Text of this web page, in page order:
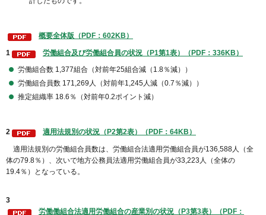
概要全体版（PDF：602KB）
1
労働組合及び労働組合員の状況（P1第1表）（PDF：336KB）
労働組合数 1,377組合（対前年25組合減（1.8％減））
労働組合員数 171,269人（対前年1,245人減（0.7％減））
推定組織率 18.6％（対前年0.2ポイント減）
2 適用法規別の状況（P2第2表）（PDF：64KB）
適用法規別の労働組合員数は、労働組合法適用労働組合員が136,588人（全
体の79.8％）、次いで地方公務員法適用労働組合員が33,223人（全体の
19.4％）となっている。
3
労働働組合法適用労働組合の産業別の状況（P3第3表）（PDF：